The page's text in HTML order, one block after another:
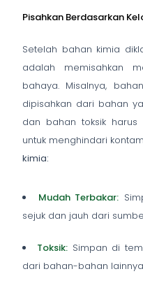
Pisahkan Berdasarkan
Setelah bahan kimia
adalah memisahkan
bahaya. Misalnya,
dipisahkan dari bahan
dan bahan toksik
untuk menghindari
kimia:
Mudah Terbakar:
sejuk dan jauh dari
Toksik: Simpan di
dari bahan-bahan